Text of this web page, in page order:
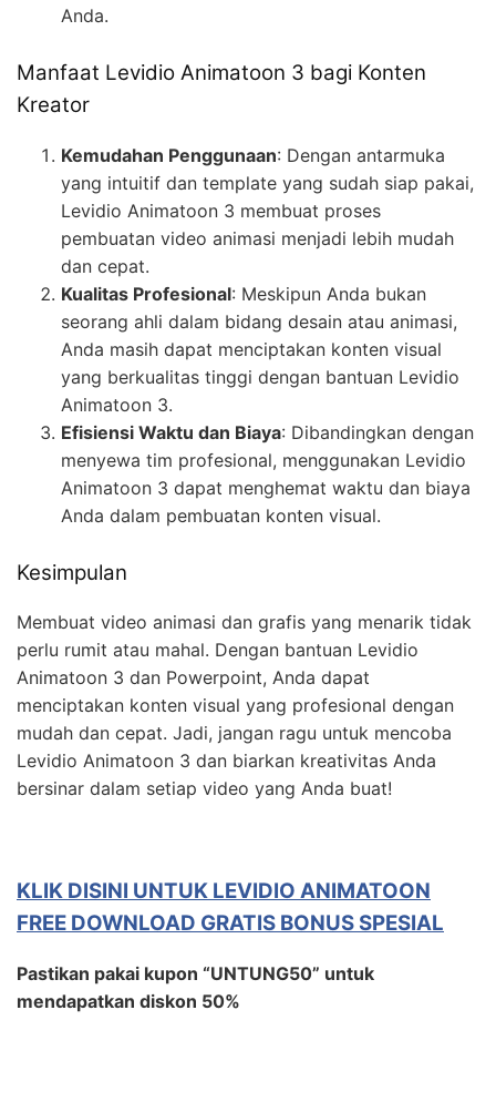
Anda.
Manfaat Levidio Animatoon 3 bagi Konten
Kreator
Kemudahan Penggunaan: Dengan antarmuka
yang intuitif dan template yang sudah siap pakai,
Levidio Animatoon 3 membuat proses
pembuatan video animasi menjadi lebih mudah
dan cepat.
Kualitas Profesional: Meskipun Anda bukan
seorang ahli dalam bidang desain atau animasi,
Anda masih dapat menciptakan konten visual
yang berkualitas tinggi dengan bantuan Levidio
Animatoon 3.
Efisiensi Waktu dan Biaya: Dibandingkan dengan
menyewa tim profesional, menggunakan Levidio
Animatoon 3 dapat menghemat waktu dan biaya
Anda dalam pembuatan konten visual.
Kesimpulan
Membuat video animasi dan grafis yang menarik tidak
perlu rumit atau mahal. Dengan bantuan Levidio
Animatoon 3 dan Powerpoint, Anda dapat
menciptakan konten visual yang profesional dengan
mudah dan cepat. Jadi, jangan ragu untuk mencoba
Levidio Animatoon 3 dan biarkan kreativitas Anda
bersinar dalam setiap video yang Anda buat!
KLIK DISINI UNTUK LEVIDIO ANIMATOON
FREE DOWNLOAD GRATIS BONUS SPESIAL
Pastikan pakai kupon “UNTUNG50” untuk
mendapatkan diskon 50%